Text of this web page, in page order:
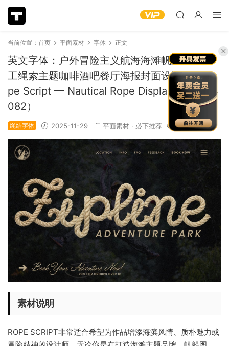
当前位置： 首页 平面素材 字体 正文
英文字体：户外冒险主义航海海滩帆船旅行手
工绳索主题咖啡酒吧餐厅海报封面设计字体 Ro
pe Script — Nautical Rope Display Font（14
082）
绳结字体 2025-11-29 平面素材 · 必下推荐 1.11k
素材说明
ROPE SCRIPT非常适合希望为作品增添海滨风情、质朴魅力或